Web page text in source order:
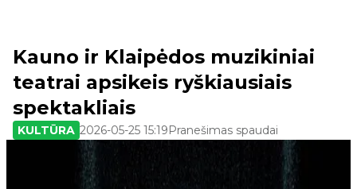
Kauno ir Klaipėdos muzikiniai
teatrai apsikeis ryškiausiais
spektakliais
KULTŪRA 2026-05-25 15:19Pranešimas spaudai